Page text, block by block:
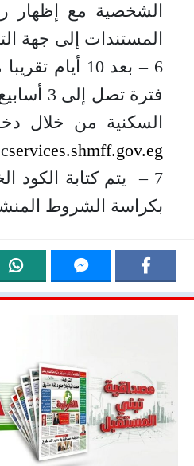
الشخصية مع إظهار
المستندات إلى جهة
6 – بعد 10
السكنية من خلال
cservices.shmff.gov.eg.
7 – يتم كتابة الكود
بكراسة الشروط